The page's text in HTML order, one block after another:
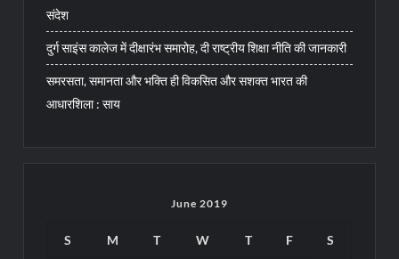
संदेश
दुर्ग साइंस कालेज में दीक्षारंभ समारोह, दी राष्ट्रीय शिक्षा नीति की जानकारी
समरसता, समानता और भक्ति ही विकसित और सशक्त भारत की
आधारशिला : साय
June 2019
S M T W T F S